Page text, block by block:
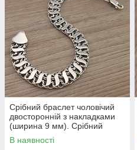
Срібний браслет чоловічий
двосторонній з накладками
(ширина 9 мм). Срібний
браслет широкий на руку.
22,5 см
В наявності